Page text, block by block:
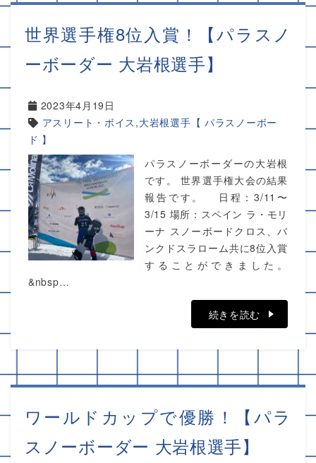
世界選手権8位入賞！【パラスノ
ーボーダー 大岩根選手】
2023年4月19日
アスリート・ボイス ,大岩根選手【 パラスノーボー
ド 】
パラスノーボーダーの大岩根
です。 世界選手権大会の結果
報告です。 日程：3/11〜
3/15 場所：スペイン ラ・モリ
ーナ スノーボードクロス、バ
ンクドスラローム共に8位入賞
することができました。
&nbsp…
続きを読む
ワールドカップで優勝！【パラ
スノーボーダー 大岩根選手】